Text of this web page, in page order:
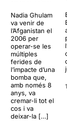
Nadia Ghulam
va venir de
l’Afganistan el
2006 per
operar-se les
múltiples
ferides de
l’impacte d’una
bomba que,
amb només 8
anys, va
cremar-li tot el
cos i va
deixar-la […]